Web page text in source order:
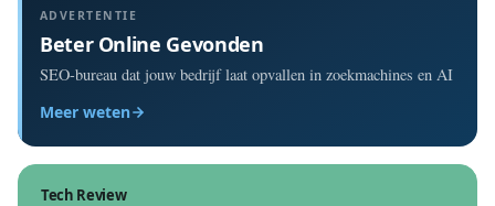
ADVERTENTIE
Beter Online Gevonden
SEO-bureau dat jouw bedrijf laat opvallen in zoekmachines en AI
Meer weten
Tech Review